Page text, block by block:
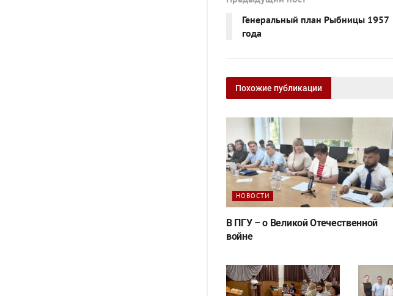
Генеральный план Рыбницы 1957
года
Похожие публикации
НОВОСТИ
В ПГУ – о Великой Отечественной
войне